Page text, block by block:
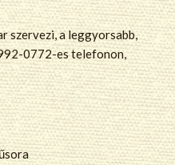
szervezi, a leggyorsabb,
0772-es telefonon,